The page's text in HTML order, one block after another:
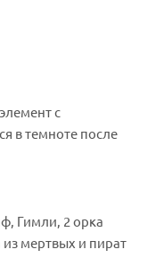
с
в темноте после
Гимли, 2 орка
мертвых и пират